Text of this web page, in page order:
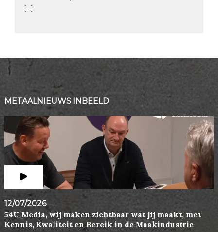
[…]
METAALNIEUWS INBEELD
12/07/2026
54U Media, wij maken zichtbaar wat jij maakt, met
Kennis, Kwaliteit en Bereik in de Maakindustrie